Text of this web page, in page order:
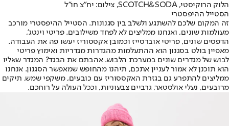
הלוק הרוקיסטי, SCOTCH&SODA, צילום: יח"צ חו"ל
הסטייל ההיפסטרי
זה המקום שלכם להשתגע ולשלב בין סגנונות. הסטייל ההיפסטרי מורכב
מעולמות שונים, ואנחנו ממליצים לא לפחד משילובים. פריטי וינטג',
הדפסים שונים, פריטי אוברסייז וכמובן אקססוריז יעשו פה את העבודה.
מאפיין בולט בסגנון הוא ההתעלמות מהגדרות מגדריות ואימוץ פריטי
לבוש של מגדרים שונים במערכת הלבוש. אהבתם את הבגד? המגדר שאליו
הוא תוכנן לא אמור לעניין אתכם, תיהנו מהחופש שמאפשר הסגנון. אנחנו
ממליצים להתפרע גם בגזרת האקססוריז עם כובעים, משקפי שמש, תיקים
מרובעים, נעלי אולסטאר, גרביים צבעוניות, וככל העולה על רוחכם.